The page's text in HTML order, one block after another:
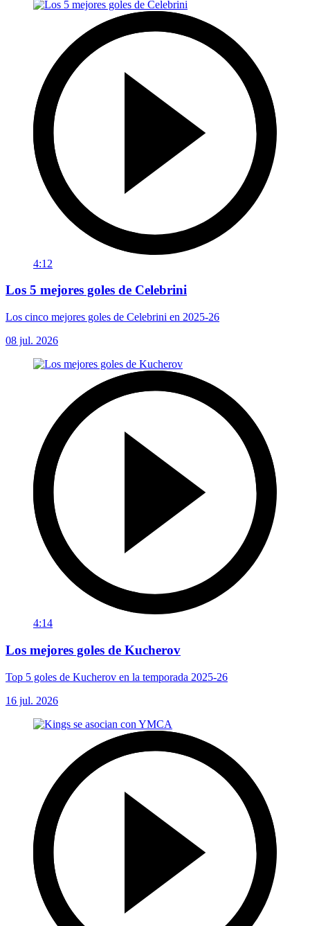
4:12
Los 5 mejores goles de Celebrini
Los cinco mejores goles de Celebrini en 2025-26
08 jul. 2026
4:14
Los mejores goles de Kucherov
Top 5 goles de Kucherov en la temporada 2025-26
16 jul. 2026